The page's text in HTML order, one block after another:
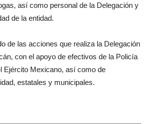
así como personal de la Delegación y
de la entidad.
de las acciones que realiza la Delegación
con el apoyo de efectivos de la Policía
Ejército Mexicano, así como de
estatales y municipales.